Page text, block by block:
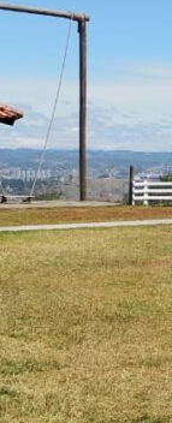
Bairro
Cidades da
Jardim
Jardim
ItaquitiJardim
Maria HelenaJardim
Jardim São
SilveiraJardim
Parque dos
VianaPirapora
Vila Boa VistaVila
Sra. da